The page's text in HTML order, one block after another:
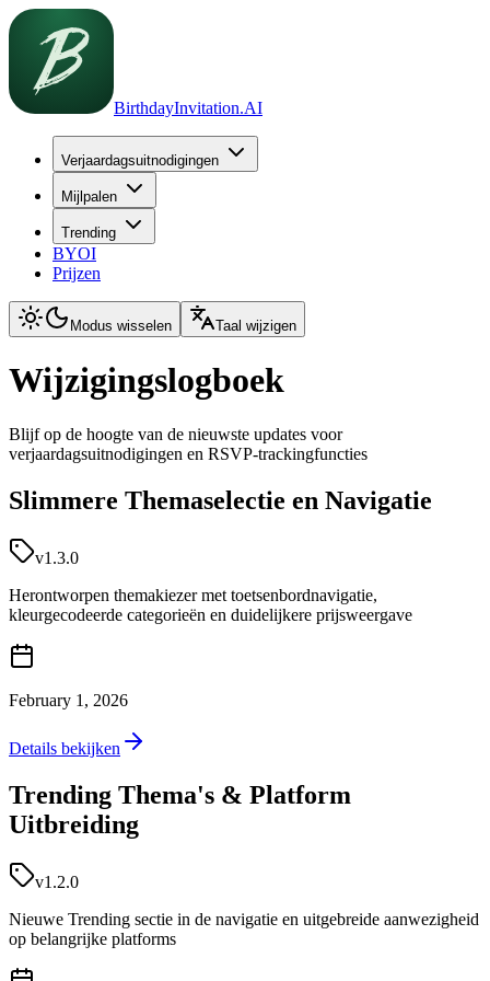
BirthdayInvitation.AI
Verjaardagsuitnodigingen
Mijlpalen
Trending
BYOI
Prijzen
Modus wisselen Taal wijzigen
Wijzigingslogboek
Blijf op de hoogte van de nieuwste updates voor
verjaardagsuitnodigingen en RSVP-trackingfuncties
Slimmere Themaselectie en Navigatie
v1.3.0
Herontworpen themakiezer met toetsenbordnavigatie,
kleurgecodeerde categorieën en duidelijkere prijsweergave
February 1, 2026
Details bekijken
Trending Thema's & Platform
Uitbreiding
v1.2.0
Nieuwe Trending sectie in de navigatie en uitgebreide aanwezigheid
op belangrijke platforms